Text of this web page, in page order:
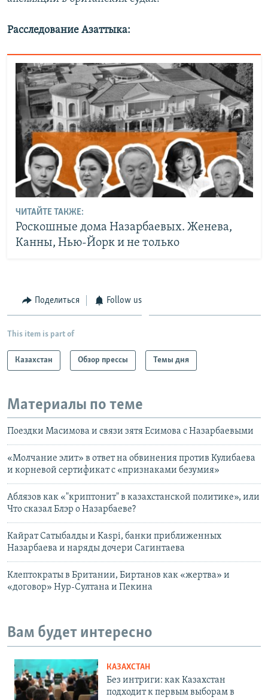
Расследование Азаттыка:
ЧИТАЙТЕ ТАКЖЕ:
Роскошные дома Назарбаевых. Женева,
Канны, Нью-Йорк и не только
Поделиться Follow us
This item is part of
Казахстан Обзор прессы Темы дня
Материалы по теме
Поездки Масимова и связи зятя Есимова с Назарбаевыми
«Молчание элит» в ответ на обвинения против Кулибаева
и корневой сертификат с «признаками безумия»
Аблязов как «"криптонит" в казахстанской политике», или
Что сказал Блэр о Назарбаеве?
Кайрат Сатыбалды и Kaspi, банки приближенных
Назарбаева и наряды дочери Сагинтаева
Клептократы в Британии, Биртанов как «жертва» и
«договор» Нур-Султана и Пекина
Вам будет интересно
КАЗАХСТАН
Без интриги: как Казахстан
подходит к первым выборам в